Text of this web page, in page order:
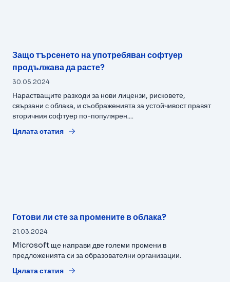
Защо търсенето на употребяван софтуер
продължава да расте?
30.05.2024
Нарастващите разходи за нови лицензи, рисковете,
свързани с облака, и съображенията за устойчивост правят
вторичния софтуер по-популярен....
Цялата статия
Готови ли сте за промените в облака?
21.03.2024
Microsoft ще направи две големи промени в
предложенията си за образователни организации.
Цялата статия